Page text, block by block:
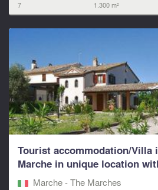
7 1.300 m²
Tourist accommodation/Villa
Marche in unique location
viewsMarche - The Marches